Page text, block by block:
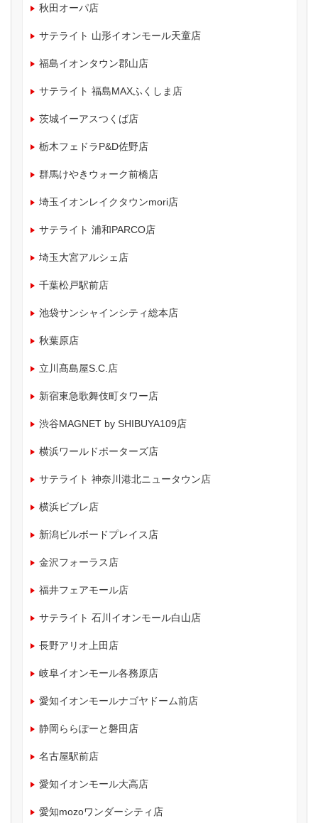
秋田オーパ店
サテライト 山形イオンモール天童店
福島イオンタウン郡山店
サテライト 福島MAXふくしま店
茨城イーアスつくば店
栃木フェドラP&D佐野店
群馬けやきウォーク前橋店
埼玉イオンレイクタウンmori店
サテライト 浦和PARCO店
埼玉大宮アルシェ店
千葉松戸駅前店
池袋サンシャインシティ総本店
秋葉原店
立川髙島屋S.C.店
新宿東急歌舞伎町タワー店
渋谷MAGNET by SHIBUYA109店
横浜ワールドポーターズ店
サテライト 神奈川港北ニュータウン店
横浜ビブレ店
新潟ビルボードプレイス店
金沢フォーラス店
福井フェアモール店
サテライト 石川イオンモール白山店
長野アリオ上田店
岐阜イオンモール各務原店
愛知イオンモールナゴヤドーム前店
静岡ららぽーと磐田店
名古屋駅前店
愛知イオンモール大高店
愛知mozoワンダーシティ店